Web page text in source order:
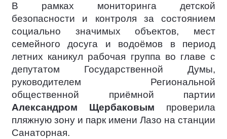
В рамках мониторинга детской
безопасности и контроля за состоянием
социально значимых объектов, мест
семейного досуга и водоёмов в период
летних каникул рабочая группа во главе с
депутатом Государственной Думы,
руководителем Региональной
общественной приёмной партии
Александром Щербаковым проверила
пляжную зону и парк имени Лазо на станции
Санаторная.